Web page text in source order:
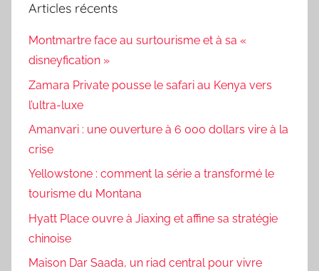
Articles récents
Montmartre face au surtourisme et à sa «
disneyfication »
Zamara Private pousse le safari au Kenya vers
l’ultra-luxe
Amanvari : une ouverture à 6 000 dollars vire à la
crise
Yellowstone : comment la série a transformé le
tourisme du Montana
Hyatt Place ouvre à Jiaxing et affine sa stratégie
chinoise
Maison Dar Saada, un riad central pour vivre